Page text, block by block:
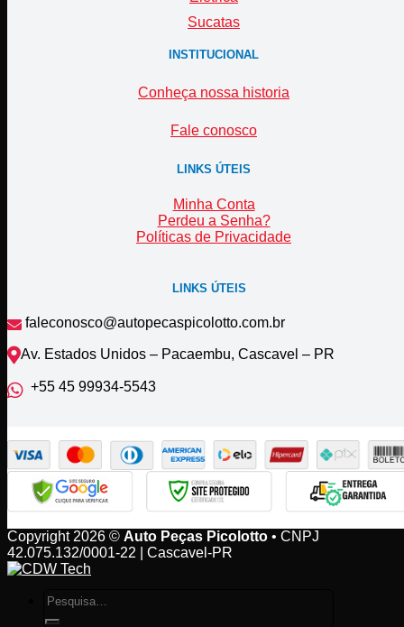
Sucatas
INSTITUCIONAL
Conheça nossa historia
Fale conosco
LINKS ÚTEIS
Minha Conta
Perdeu a Senha?
Políticas de Privacidade
LINKS ÚTEIS
faleconosco@autopecaspicolotto.com.br
Av. Estados Unidos – Pacaembu, Cascavel – PR
+55 45 99934‑5543‬
Copyright 2026 © Auto Peças Picolotto • CNPJ
42.075.132/0001-22 | Cascavel-PR
Pesquisar
por: